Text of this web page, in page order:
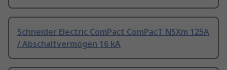
Schneider Electric ComPact ComPacT NSXm 125A
/ Abschaltvermögen 16 kA